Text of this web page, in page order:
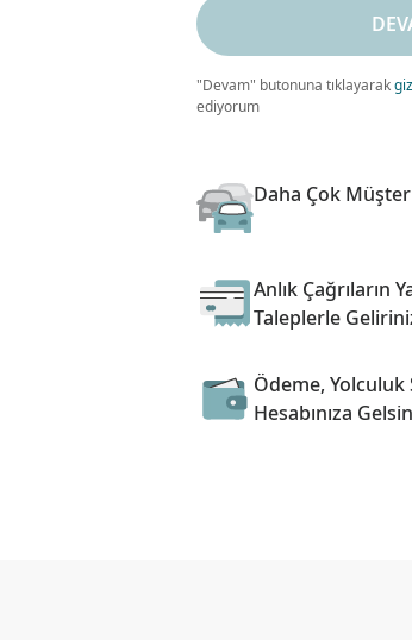
"Devam" butonuna tıklayarak
ediyorum
Daha Çok
Anlık Çağrıların
Taleplerle
Ödeme,
Hesabınıza